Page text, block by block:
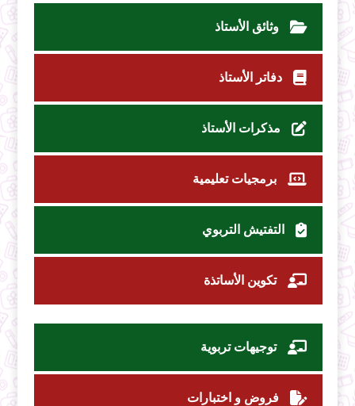
وثائق الأستاذ
دفاتر الأستاذ
مذكرات الأستاذ
برمجيات تعليمية
التفتيش التربوي
تكوين الأساتذة
توجيهات تربوية
فروض و اختبارات